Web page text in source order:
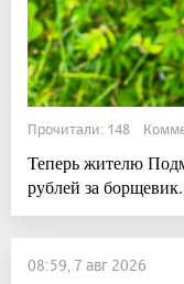
Прочитали: 148
Теперь жителю
рублей за борщевик.
08:59, 7 авг 2026